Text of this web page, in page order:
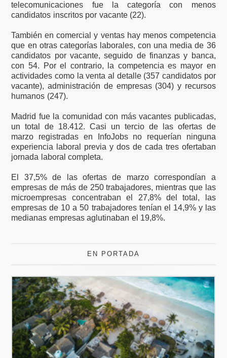
telecomunicaciones fue la categoría con menos
candidatos inscritos por vacante (22).
También en comercial y ventas hay menos competencia
que en otras categorías laborales, con una media de 36
candidatos por vacante, seguido de finanzas y banca,
con 54. Por el contrario, la competencia es mayor en
actividades como la venta al detalle (357 candidatos por
vacante), administración de empresas (304) y recursos
humanos (247).
Madrid fue la comunidad con más vacantes publicadas,
un total de 18.412. Casi un tercio de las ofertas de
marzo registradas en InfoJobs no requerían ninguna
experiencia laboral previa y dos de cada tres ofertaban
jornada laboral completa.
El 37,5% de las ofertas de marzo correspondían a
empresas de más de 250 trabajadores, mientras que las
microempresas concentraban el 27,8% del total, las
empresas de 10 a 50 trabajadores tenían el 14,9% y las
medianas empresas aglutinaban el 19,8%.
EN PORTADA